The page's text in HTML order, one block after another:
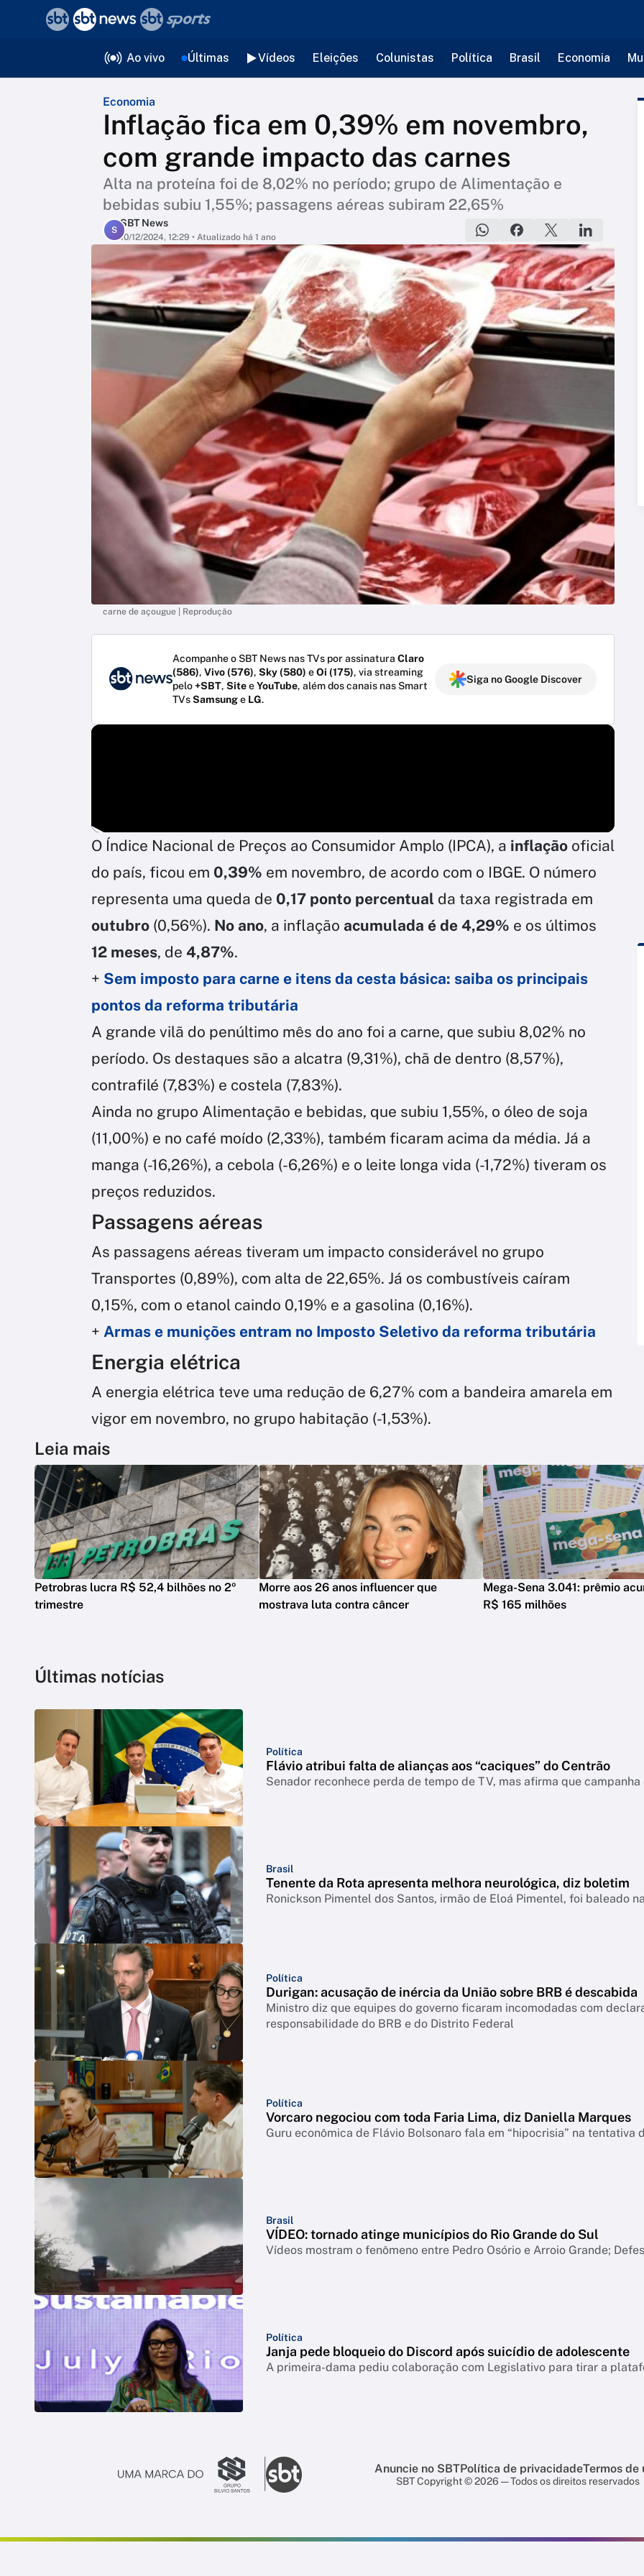
Ao vivo Últimas Vídeos Eleições Colunistas Política Brasil Economia
Economia
Inflação fica em 0,39% em novembro,
com grande impacto das carnes
Alta na proteína foi de 8,02% no período; grupo de Alimentação e
bebidas subiu 1,55%; passagens aéreas subiram 22,65%
S
SBT News
10/12/2024, 12:29 • Atualizado há 1 ano
carne de açougue | Reprodução
Acompanhe o SBT News nas TVs por assinatura Claro
(586), Vivo (576), Sky (580) eOi (175), via streaming
pelo+SBT, SiteeYouTube, além dos canais nas Smart
TVsSamsunge LG.
Siga no Google Discover
O Índice Nacional de Preços ao Consumidor Amplo (IPCA), a inflação oficial
do país, ficou em 0,39% em novembro, de acordo com o IBGE. O número
representa uma queda de 0,17 ponto percentual da taxa registrada em
outubro (0,56%). No ano, a inflação acumulada é de 4,29% e os últimos
12 meses, de 4,87%.
+ Sem imposto para carne e itens da cesta básica: saiba os principais
pontos da reforma tributária
A grande vilã do penúltimo mês do ano foi a carne, que subiu 8,02% no
período. Os destaques são a alcatra (9,31%), chã de dentro (8,57%),
contrafilé (7,83%) e costela (7,83%).
Ainda no grupo Alimentação e bebidas, que subiu 1,55%, o óleo de soja
(11,00%) e no café moído (2,33%), também ficaram acima da média. Já a
manga (-16,26%), a cebola (-6,26%) e o leite longa vida (-1,72%) tiveram os
preços reduzidos.
Passagens aéreas
As passagens aéreas tiveram um impacto considerável no grupo
Transportes (0,89%), com alta de 22,65%. Já os combustíveis caíram
0,15%, com o etanol caindo 0,19% e a gasolina (0,16%).
+ Armas e munições entram no Imposto Seletivo da reforma tributária
Energia elétrica
A energia elétrica teve uma redução de 6,27% com a bandeira amarela em
vigor em novembro, no grupo habitação (-1,53%).
Leia mais
Petrobras lucra R$ 52,4 bilhões no 2º
trimestre
Morre aos 26 anos influencer que
mostrava luta contra câncer
Mega-Sena 3.041: prêmio
R$ 165 milhões
Últimas notícias
Política
Flávio atribui falta de alianças aos “caciques” do Centrão
Senador reconhece perda de tempo de TV, mas afirma que
Brasil
Tenente da Rota apresenta melhora neurológica, diz boletim
Ronickson Pimentel dos Santos, irmão de Eloá Pimentel, foi baleado
Política
Durigan: acusação de inércia da União sobre BRB é descabida
Ministro diz que equipes do governo ficaram incomodadas com
responsabilidade do BRB e do Distrito Federal
Política
Vorcaro negociou com toda Faria Lima, diz Daniella Marques
Guru econômica de Flávio Bolsonaro fala em “hipocrisia” na tentativa
Brasil
VÍDEO: tornado atinge municípios do Rio Grande do Sul
Vídeos mostram o fenômeno entre Pedro Osório e Arroio Grande;
Política
Janja pede bloqueio do Discord após suicídio de adolescente
A primeira-dama pediu colaboração com Legislativo para tirar a
Anuncie no SBTPolítica de privacidadeTermos de
SBT Copyright © 2026 — Todos os direitos reservados
voltar
Editorias